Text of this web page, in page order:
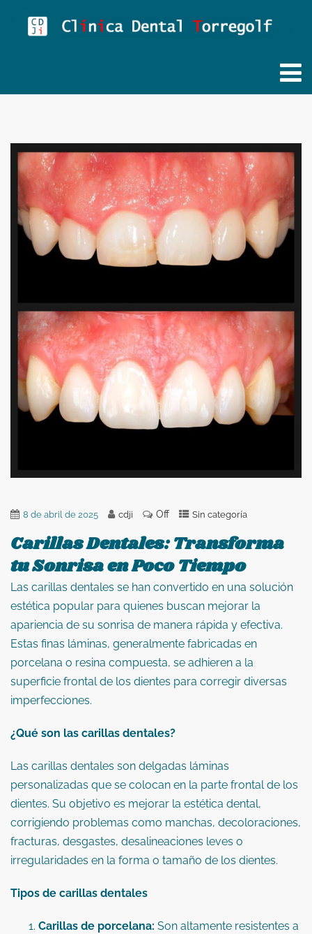
8 de abril de 2025 cdji Off Sin categoría
Carillas Dentales: Transforma
tu Sonrisa en Poco Tiempo
Las carillas dentales se han convertido en una solución
estética popular para quienes buscan mejorar la
apariencia de su sonrisa de manera rápida y efectiva.
Estas finas láminas, generalmente fabricadas en
porcelana o resina compuesta, se adhieren a la
superficie frontal de los dientes para corregir diversas
imperfecciones.
¿Qué son las carillas dentales?
Las carillas dentales son delgadas láminas
personalizadas que se colocan en la parte frontal de los
dientes. Su objetivo es mejorar la estética dental,
corrigiendo problemas como manchas, decoloraciones,
fracturas, desgastes, desalineaciones leves o
irregularidades en la forma o tamaño de los dientes.
Tipos de carillas dentales
Carillas de porcelana: Son altamente resistentes a